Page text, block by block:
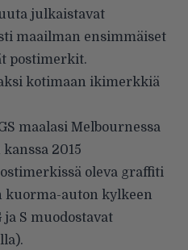
julkaistavat
maailman ensimmäiset
postimerkit.
kotimaan ikimerkkiä
maalasi Melbournessa
2015
oleva graffiti
kuorma-auton kylkeen
ja S muodostavat